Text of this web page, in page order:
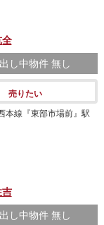
全
し中物件 無し
売りたい
本線『東部市場前』駅
吉
し中物件 無し